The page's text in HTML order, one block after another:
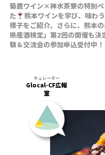
菊鹿ワイン×神水茶寮の特別
た
熊本ワインを学び、味わ
様子をご紹介。さらに、熊本
県産酒検定」第2回の開催も決
験＆交流会の参加申込受付中！
Glocal-CF広報
室